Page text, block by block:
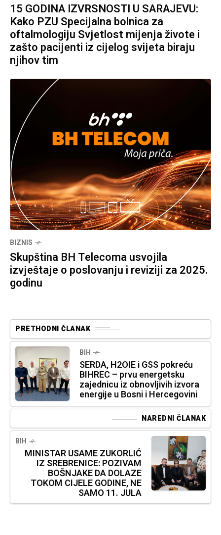
15 GODINA IZVRSNOSTI U SARAJEVU:
Kako PZU Specijalna bolnica za
oftalmologiju Svjetlost mijenja živote i
zašto pacijenti iz cijelog svijeta biraju
njihov tim
BIZNIS
Skupština BH Telecoma usvojila
izvještaje o poslovanju i reviziji za 2025.
godinu
PRETHODNI ČLANAK
BIH
SERDA, H2OIE i GSS pokreću
BIHREC – prvu energetsku
zajednicu iz obnovljivih izvora
energije u Bosni i Hercegovini
NAREDNI ČLANAK
BIH
MINISTAR USAME ZUKORLIĆ
IZ SREBRENICE: POZIVAM
BOŠNJAKE DA DOLAZE
TOKOM CIJELE GODINE, NE
SAMO 11. JULA